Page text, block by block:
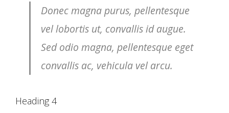
Donec magna purus, pellentesque
vel lobortis ut, convallis id augue.
Sed odio magna, pellentesque eget
convallis ac, vehicula vel arcu.
Heading 4